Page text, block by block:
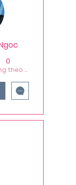
0
theo dõi